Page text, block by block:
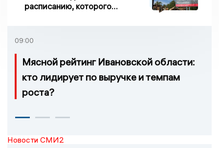
расписанию, которого
09:00
Мясной рейтинг Ивановской области:
кто лидирует по выручке и темпам
роста?
Новости СМИ2